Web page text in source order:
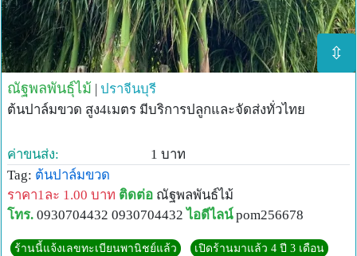
⇳
ณัฐพลพันธุ์ไม้
ปราจีนบุรี
ต้นปาล์มขวด สูง4เมตร มีบริการปลูกและจัดส่งทั่วไทย
ค่าขนส่ง:
1 บาท
Tag: ต้นปาล์มขวด
ราคา1ละ 1.00 บาท ติดต่อ ณัฐพลพันธ์ไม้
โทร. 0930704432 0930704432 ไอดีไลน์ pom256678
ร้านนี้แจ้งเลขทะเบียนพานิชย์แล้ว เปิดร้านมาแล้ว 4 ปี 3 เดือน